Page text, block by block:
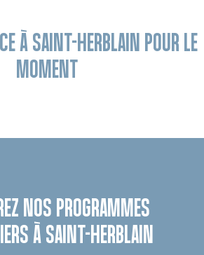
À SAINT-HERBLAIN POUR LE
MOMENT
NOS PROGRAMMES
À SAINT-HERBLAIN